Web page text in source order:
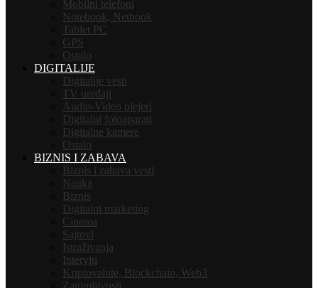
Mobilni telefoni
Notebook, Netbook
Tablet PC
GPS
Ostalo
DIGITALIJE
Digitalije vesti
TV uređaji
Audio-Video plejeri
Digitalni fotoaparati
Digitalne kamere
Ostalo
BIZNIS I ZABAVA
Biznis i zabava vesti
Nauka
Biznis
Digitalni marketing
Cinema
Sajtovi
Istraživanja
Intervju
Kriptovalute, Blockchain, Web3
Zanimljivosti